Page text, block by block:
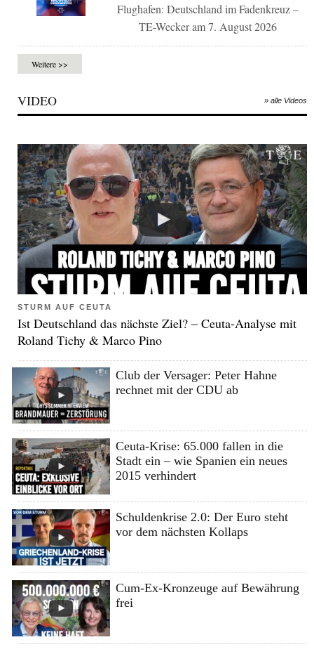
Flughafen: Deutschland im Fadenkreuz –
TE-Wecker am 7. August 2026
Weitere >>
VIDEO » alle Videos
STURM AUF CEUTA
Ist Deutschland das nächste Ziel? – Ceuta-Analyse mit
Roland Tichy & Marco Pino
Club der Versager: Peter Hahne
rechnet mit der CDU ab
Ceuta-Krise: 65.000 fallen in die
Stadt ein – wie Spanien ein neues
2015 verhindert
Schuldenkrise 2.0: Der Euro steht
vor dem nächsten Kollaps
Cum-Ex-Kronzeuge auf Bewährung
frei